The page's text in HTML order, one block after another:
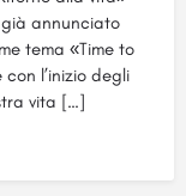
annunciato
tema «Time to
l’inizio degli
vita […]